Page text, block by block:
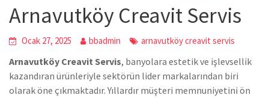
Arnavutköy Creavit Servis
Ocak 27, 2025 bbadmin arnavutköy creavit servis
Arnavutköy Creavit Servis, banyolara estetik ve işlevsellik
kazandıran ürünleriyle sektörün lider markalarından biri
olarak öne çıkmaktadır. Yıllardır müşteri memnuniyetini ön